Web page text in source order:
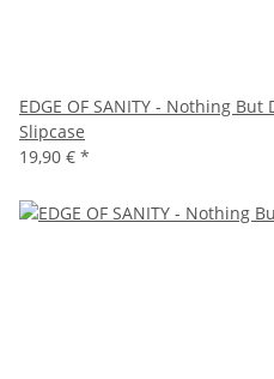
EDGE OF SANITY - Nothing
Slipcase
19,90 € *